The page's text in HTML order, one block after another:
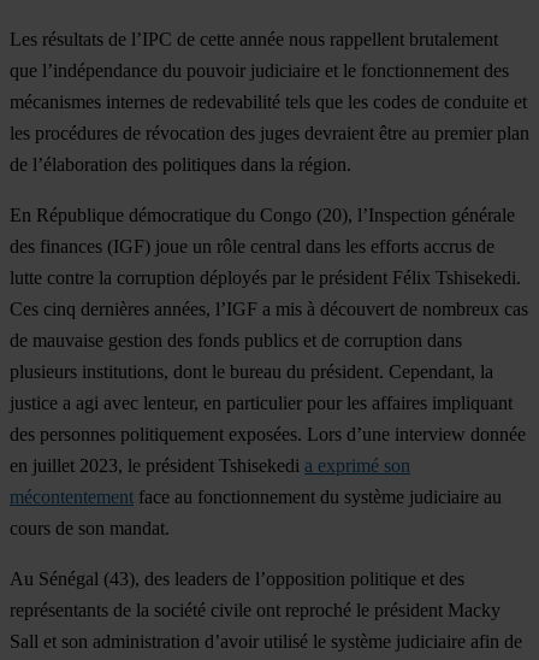
Les résultats de l’IPC de cette année nous rappellent brutalement
que l’indépendance du pouvoir judiciaire et le fonctionnement des
mécanismes internes de redevabilité tels que les codes de conduite et
les procédures de révocation des juges devraient être au premier plan
de l’élaboration des politiques dans la région.
En République démocratique du Congo (20), l’Inspection générale
des finances (IGF) joue un rôle central dans les efforts accrus de
lutte contre la corruption déployés par le président Félix Tshisekedi.
Ces cinq dernières années, l’IGF a mis à découvert de nombreux cas
de mauvaise gestion des fonds publics et de corruption dans
plusieurs institutions, dont le bureau du président. Cependant, la
justice a agi avec lenteur, en particulier pour les affaires impliquant
des personnes politiquement exposées. Lors d’une interview donnée
en juillet 2023, le président Tshisekedi a exprimé son
mécontentement face au fonctionnement du système judiciaire au
cours de son mandat.
Au Sénégal (43), des leaders de l’opposition politique et des
représentants de la société civile ont reproché le président Macky
Sall et son administration d’avoir utilisé le système judiciaire afin de